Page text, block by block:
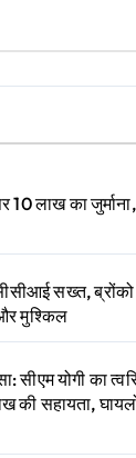
10 लाख का
सख्त,
मुश्किल
सीएम योगी का
की सहायता,